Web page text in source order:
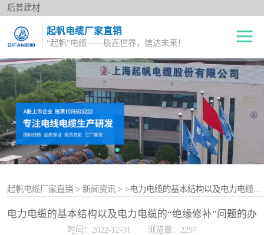
后普建材
起帆电缆厂家直销
“起帆”电缆——质连世界，信达未来！
起帆电缆厂家直销 > 新闻资讯 > >电力电缆的基本结构以及电力电缆的“绝缘修补”问题的办法
电力电缆的基本结构以及电力电缆的“绝缘修补”问题的办
法
时间：2022-12-31 浏览量：2297
绝缘电线
电力电缆
橡套电缆
电源护套线
控制电缆
屏蔽电缆
单股铜芯线BV
多股铜芯软电线BVR
双绞花线RVS
阻燃电线